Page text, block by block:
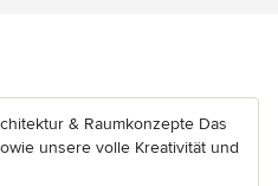
& Raumkonzepte Das
unsere volle Kreativität und